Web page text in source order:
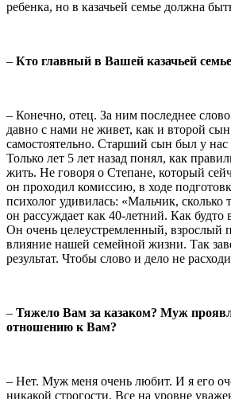
ребенка, но в казачьей семье должна
– Кто главный в Вашей казачьей
– Конечно, отец. За ним последнее
давно с нами не живет, как и второй
самостоятельно. Старший сын был у
Только лет 5 лет назад понял, как
жить. Не говоря о Степане, который
он проходил комиссию, в ходе
психолог удивилась: «Мальчик, сколько
он рассуждает как 40-летний. Как
Он очень целеустремленный, взрослый
влияние нашей семейной жизни. Так
результат. Чтобы слово и дело не
– Тяжело Вам за казаком? Муж
отношению к Вам?
– Нет. Муж меня очень любит. И я его
никакой строгости. Все на уровне